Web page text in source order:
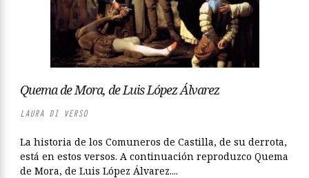
Quema de Mora, de Luis López Álvarez
LAURA DI VERSO
La historia de los Comuneros de Castilla, de su derrota,
está en estos versos. A continuación reproduzco Quema
de Mora, de Luis López Álvarez....